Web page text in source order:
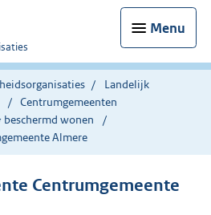
Menu
Landelijk
Centrumgemeenten
wonen
Almere
Centrumgemeente